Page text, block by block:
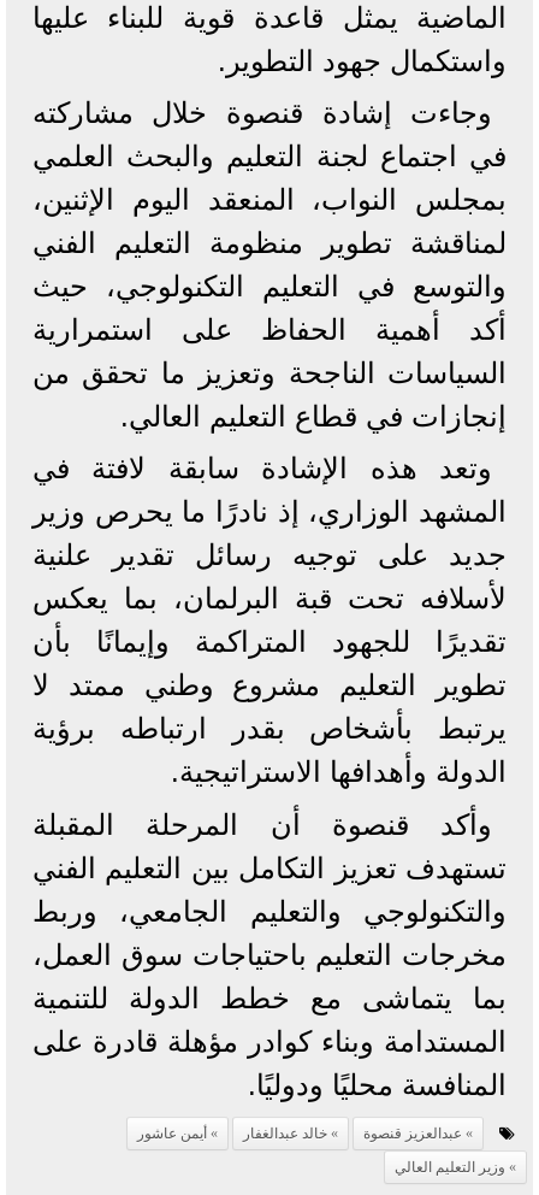
الماضية يمثل قاعدة قوية للبناء عليها
واستكمال جهود التطوير.
وجاءت إشادة قنصوة خلال مشاركته
في اجتماع لجنة التعليم والبحث العلمي
بمجلس النواب، المنعقد اليوم الإثنين،
لمناقشة تطوير منظومة التعليم الفني
والتوسع في التعليم التكنولوجي، حيث
أكد أهمية الحفاظ على استمرارية
السياسات الناجحة وتعزيز ما تحقق من
إنجازات في قطاع التعليم العالي.
وتعد هذه الإشادة سابقة لافتة في
المشهد الوزاري، إذ نادرًا ما يحرص وزير
جديد على توجيه رسائل تقدير علنية
لأسلافه تحت قبة البرلمان، بما يعكس
تقديرًا للجهود المتراكمة وإيمانًا بأن
تطوير التعليم مشروع وطني ممتد لا
يرتبط بأشخاص بقدر ارتباطه برؤية
الدولة وأهدافها الاستراتيجية.
وأكد قنصوة أن المرحلة المقبلة
تستهدف تعزيز التكامل بين التعليم الفني
والتكنولوجي والتعليم الجامعي، وربط
مخرجات التعليم باحتياجات سوق العمل،
بما يتماشى مع خطط الدولة للتنمية
المستدامة وبناء كوادر مؤهلة قادرة على
المنافسة محليًا ودوليًا.
عبدالعزيز قنصوة خالد عبدالغفار
أيمن عاشور
وزير التعليم العالي